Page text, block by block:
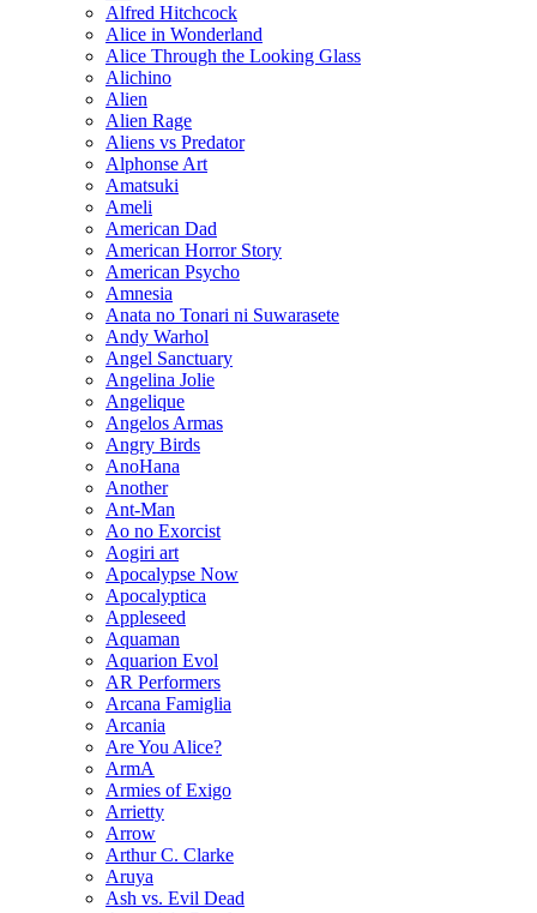
Alfred Hitchcock
Alice in Wonderland
Alice Through the Looking Glass
Alichino
Alien
Alien Rage
Aliens vs Predator
Alphonse Art
Amatsuki
Ameli
American Dad
American Horror Story
American Psycho
Amnesia
Anata no Tonari ni Suwarasete
Andy Warhol
Angel Sanctuary
Angelina Jolie
Angelique
Angelos Armas
Angry Birds
AnoHana
Another
Ant-Man
Ao no Exorcist
Aogiri art
Apocalypse Now
Apocalyptica
Appleseed
Aquaman
Aquarion Evol
AR Performers
Arcana Famiglia
Arcania
Are You Alice?
ArmA
Armies of Exigo
Arrietty
Arrow
Arthur C. Clarke
Aruya
Ash vs. Evil Dead